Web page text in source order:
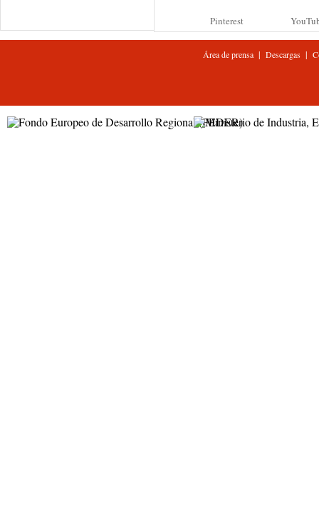
Pinterest
Área de prensa| Descargas|